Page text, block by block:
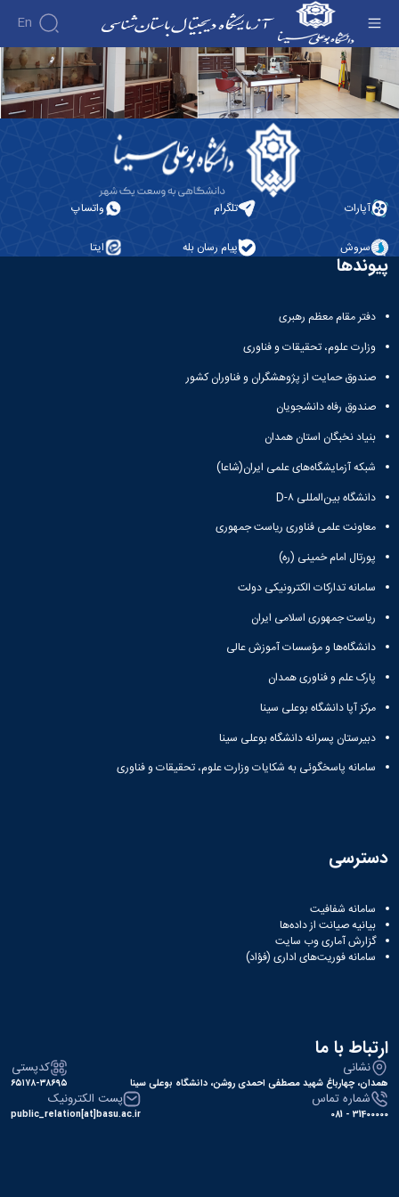
Enصفحه اصلی - آزمایشگاه دیجیتال باستان‌شناسی
آپارات تلگرام واتساپ
سروش پیام رسان بله ایتا
پیوندها
دفتر مقام معظم رهبری
وزارت علوم، تحقیقات و فناوری
صندوق حمایت از پژوهشگران و فناوران کشور
صندوق رفاه دانشجویان
بنیاد نخبگان استان همدان
شبکه آزمایشگاه‌های علمی ایران(شاعا)
دانشگاه بین‌المللی D-۸
معاونت علمی فناوری ریاست جمهوری
پورتال امام خمینی (ره)
سامانه تدارکات الکترونیکی دولت
ریاست جمهوری اسلامی ایران
دانشگاه‌ها و مؤسسات آموزش عالی
پارک علم و فناوری همدان
مرکز آپا دانشگاه بوعلی سینا
دبیرستان پسرانه دانشگاه بوعلی سینا
سامانه پاسخگوئی به شکایات وزارت علوم، تحقیقات و فناوری
دسترسی
سامانه شفافیت
بیانیه صیانت از داده‌ها
گزارش آماری وب‌ سایت
سامانه فوریت‌های اداری (فؤاد)
ارتباط با ما
نشانی
همدان، چهارباغ شهید مصطفی احمدی روشن، دانشگاه بوعلی سینا
کدپستی
۶۵۱۷۸-۳۸۶۹۵
شماره تماس
31400000 - 081
پست الکترونیک
public_relation[at]basu.ac.ir